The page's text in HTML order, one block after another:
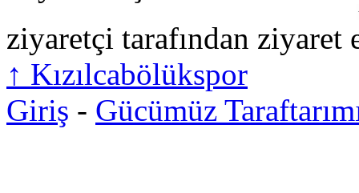
ziyaretçi tarafından ziyaret
↑ Kızılcabölükspor
Giriş - Gücümüz